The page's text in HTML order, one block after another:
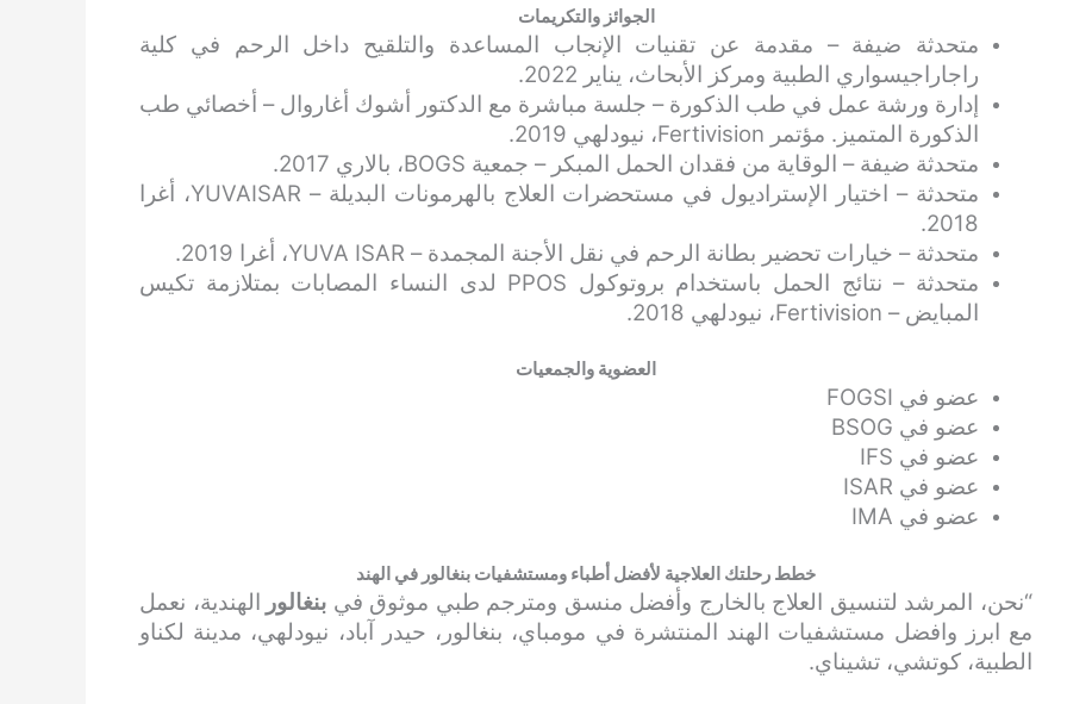
الجوائز والتكريمات
متحدثة ضيفة – مقدمة عن تقنيات الإنجاب المساعدة والتلقيح داخل الرحم في كلية
راجاراجيسواري الطبية ومركز الأبحاث، يناير 2022.
إدارة ورشة عمل في طب الذكورة – جلسة مباشرة مع الدكتور أشوك أغاروال – أخصائي طب
الذكورة المتميز. مؤتمر Fertivision، نيودلهي 2019.
متحدثة ضيفة – الوقاية من فقدان الحمل المبكر – جمعية BOGS، بالاري 2017.
متحدثة – اختيار الإستراديول في مستحضرات العلاج بالهرمونات البديلة – YUVAISAR، أغرا
2018.
متحدثة – خيارات تحضير بطانة الرحم في نقل الأجنة المجمدة – YUVA ISAR، أغرا 2019.
متحدثة – نتائج الحمل باستخدام بروتوكول PPOS لدى النساء المصابات بمتلازمة تكيس
المبايض – Fertivision، نيودلهي 2018.
العضوية والجمعيات
عضو في FOGSI
عضو في BSOG
عضو في IFS
عضو في ISAR
عضو في IMA
خطط رحلتك العلاجية لأفضل أطباء ومستشفيات بنغالور في الهند
“نحن، المرشد لتنسيق العلاج بالخارج وأفضل منسق ومترجم طبي موثوق في بنغالور الهندية، نعمل
مع ابرز وافضل مستشفيات الهند المنتشرة في مومباي، بنغالور، حيدر آباد، نيودلهي، مدينة لكناو
الطبية، كوتشي، تشيناي.